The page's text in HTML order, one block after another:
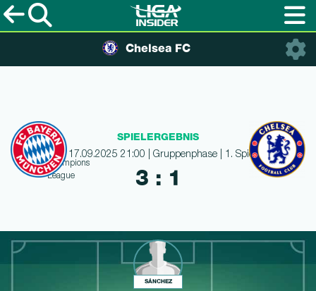
Chelsea FC
SPIELERGEBNIS
17.09.2025 21:00 | Gruppenphase | 1. Spieltag
3 : 1
SÁNCHEZ